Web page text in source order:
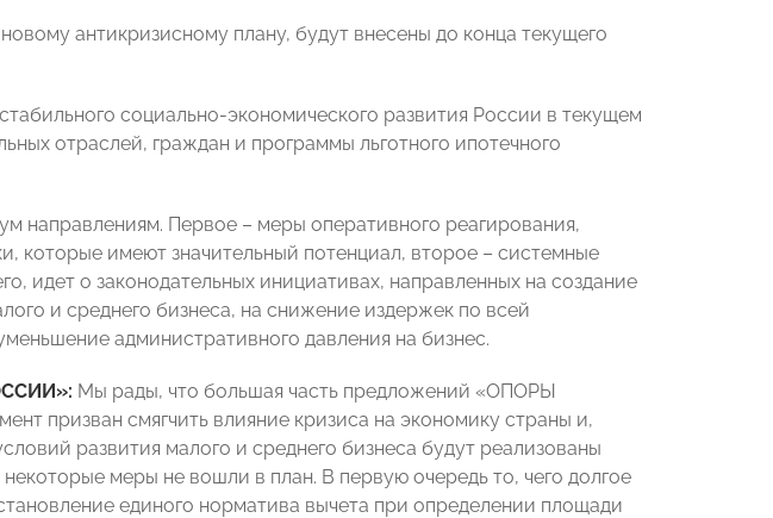
антикризисному плану, будут внесены до конца текущего
социально-экономического развития России в текущем
отраслей, граждан и программы льготного ипотечного
направлениям. Первое – меры оперативного реагирования,
которые имеют значительный потенциал, второе – системные
идет о законодательных инициативах, направленных на создание
и среднего бизнеса, на снижение издержек по всей
административного давления на бизнес.
Мы рады, что большая часть предложений «ОПОРЫ
призван смягчить влияние кризиса на экономику страны и,
развития малого и среднего бизнеса будут реализованы
меры не вошли в план. В первую очередь то, чего долгое
единого норматива вычета при определении площади